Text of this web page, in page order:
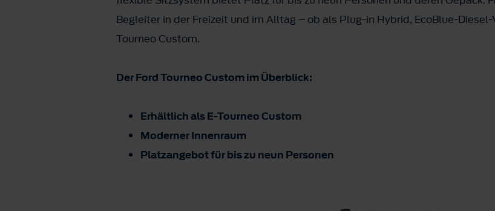
Begleiter in der Freizeit und im Alltag – ob als Plug-in Hybrid, EcoBlue-
Tourneo Custom.
Der Ford Tourneo Custom im Überblick:
Erhältlich als E-Tourneo Custom
Moderner Innenraum
Platzangebot für bis zu neun Personen